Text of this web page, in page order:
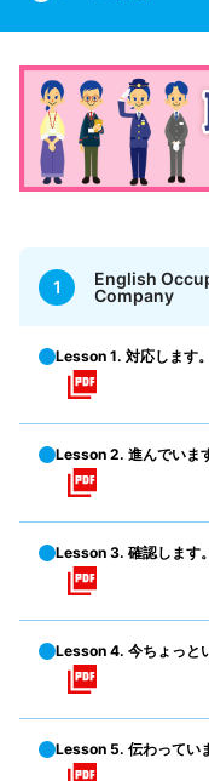
1
English
Company
Lesson 1. 対応します。
Lesson 2. 進んでいま
Lesson 3. 確認します。
Lesson 4. 今ちょっと
Lesson 5. 伝わってい